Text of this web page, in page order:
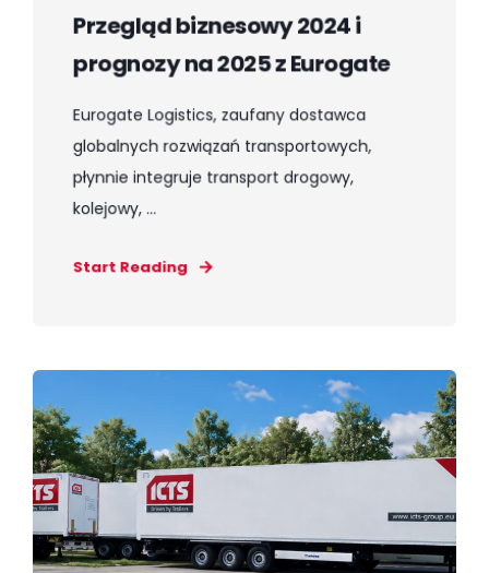
Przegląd biznesowy 2024 i
prognozy na 2025 z Eurogate
Eurogate Logistics, zaufany dostawca
globalnych rozwiązań transportowych,
płynnie integruje transport drogowy,
kolejowy, ...
Start Reading